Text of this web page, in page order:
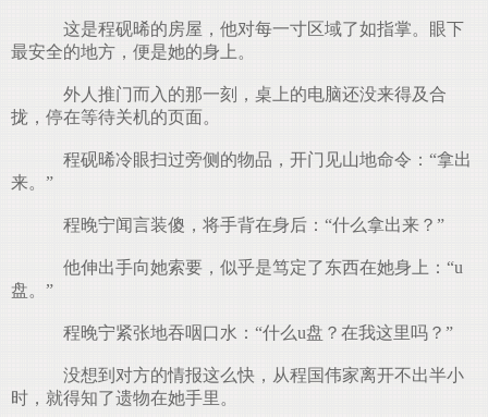
这是程砚晞的房屋，他对每一寸区域了如指掌。眼下
最安全的地方，便是她的身上。
外人推门而入的那一刻，桌上的电脑还没来得及合
拢，停在等待关机的页面。
程砚晞冷眼扫过旁侧的物品，开门见山地命令：“拿出
来。”
程晚宁闻言装傻，将手背在身后：“什么拿出来？”
他伸出手向她索要，似乎是笃定了东西在她身上：“u
盘。”
程晚宁紧张地吞咽口水：“什么u盘？在我这里吗？”
没想到对方的情报这么快，从程国伟家离开不出半小
时，就得知了遗物在她手里。